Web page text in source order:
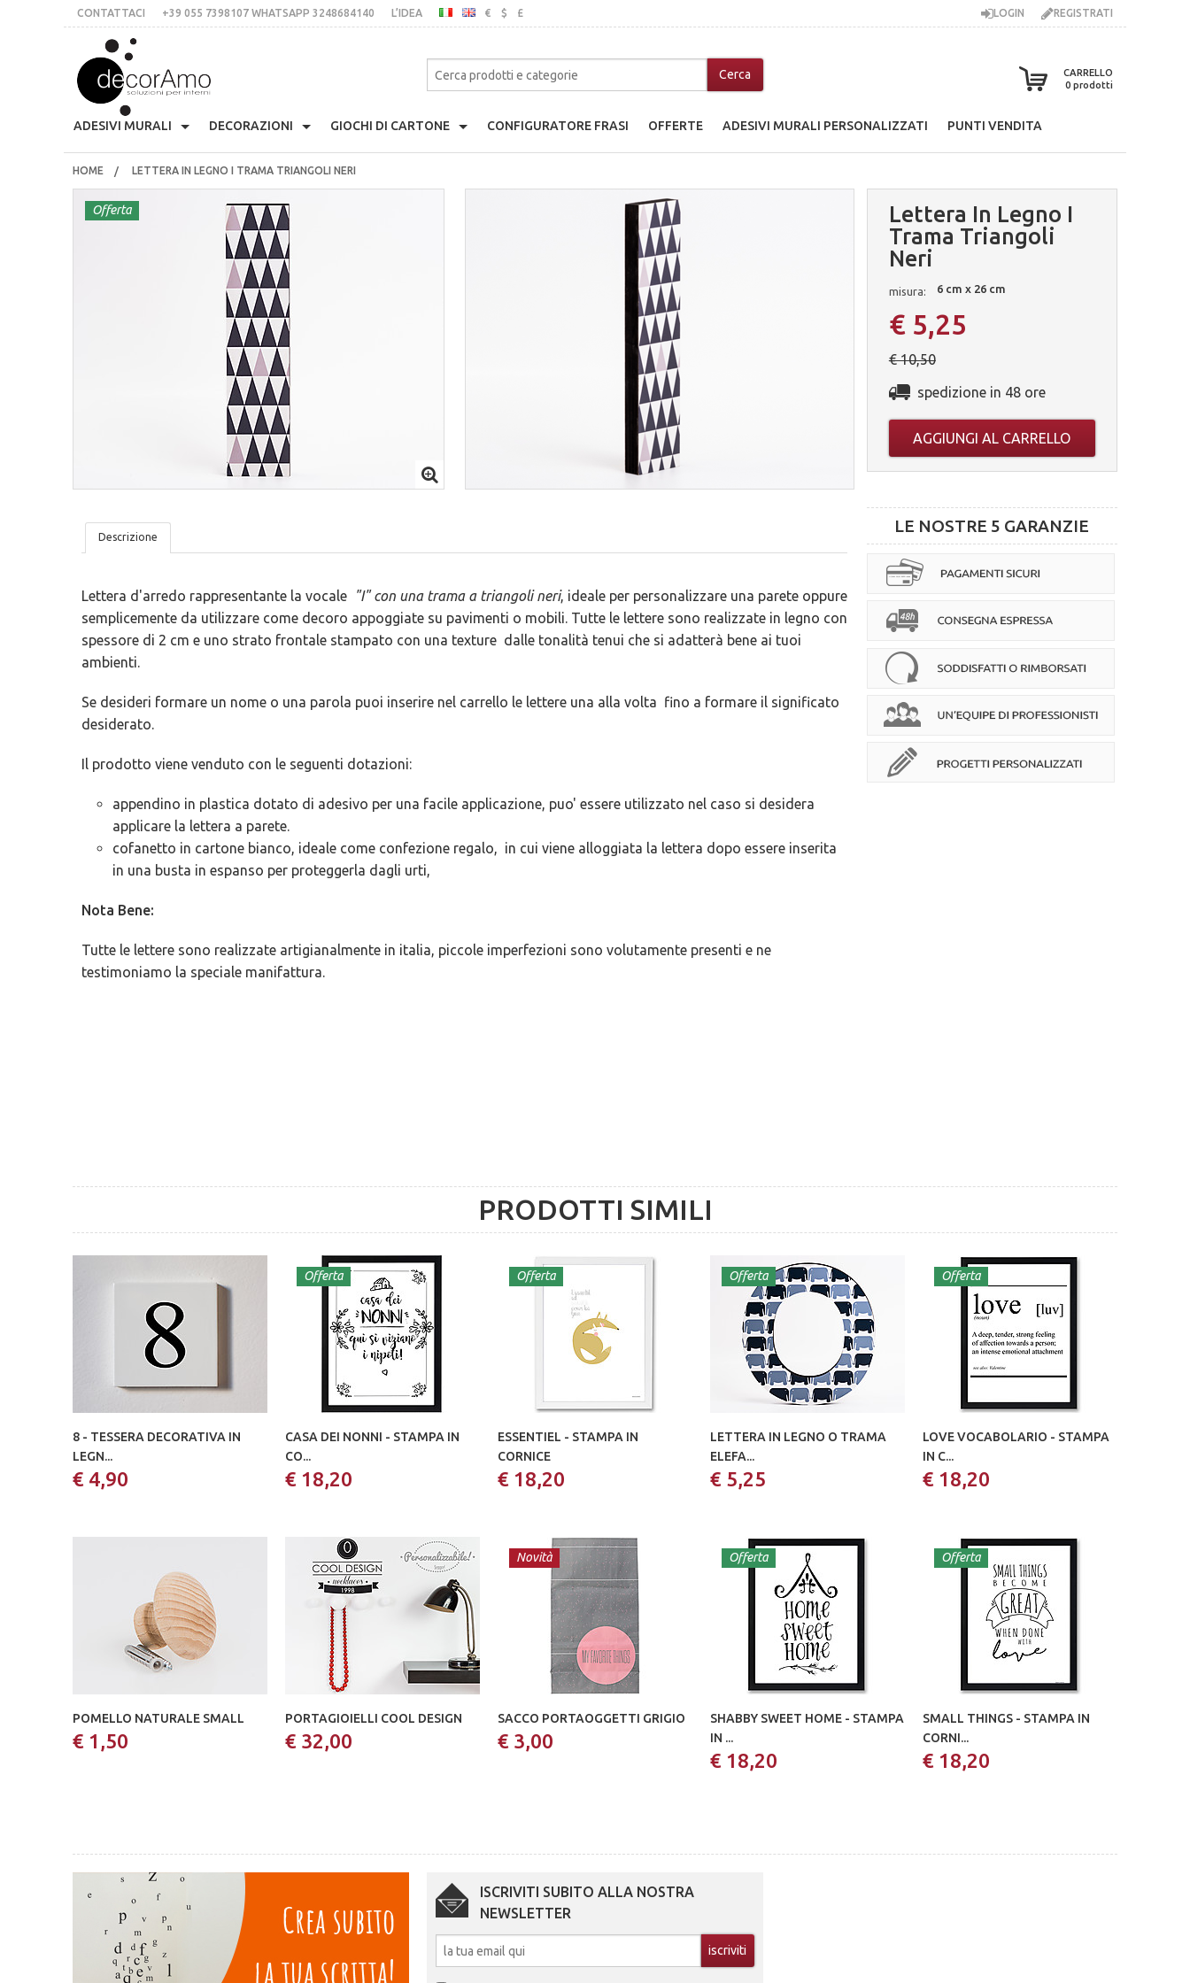
CONTATTACI +39 055 7398107 WHATSAPP 3248684140 L’IDEA
ITALIANOINGLESE
€ $ £ LOGIN REGISTRATI
CARRELLO
0 prodotti
ADESIVI MURALI
Ironici
Scritte Per Pareti
Lavagne Adesive
Lavagne Planning
Per Le Mattonelle
Scritte Per Specchi
Trame
DECORAZIONI
Orologi Parete Adesivi
Bloomingville
Ciglia Decorative
Lettere In Legno
Presina Mustache
GIOCHI DI CARTONE CONFIGURATORE FRASI OFFERTE ADESIVI MURALI PERSONALIZZATI PUNTI VENDITA
CONTATTACI+39 055 7398107 whatsApp 3248684140
HOME LETTERA IN LEGNO I TRAMA TRIANGOLI NERI
Offerta
Lettera In Legno I
Trama Triangoli
Neri
misura: 6 cm x 26 cm
€ 5,25
€ 10,50
spedizione in 48 ore
AGGIUNGI AL CARRELLO
LE NOSTRE 5 GARANZIE
Descrizione
Lettera d'arredo rappresentante la vocale "I" con una trama a triangoli neri, ideale per personalizzare una parete oppure
semplicemente da utilizzare come decoro appoggiate su pavimenti o mobili. Tutte le lettere sono realizzate in legno con
spessore di 2 cm e uno strato frontale stampato con una texture dalle tonalità tenui che si adatterà bene ai tuoi
ambienti.
Se desideri formare un nome o una parola puoi inserire nel carrello le lettere una alla volta fino a formare il significato
desiderato.
Il prodotto viene venduto con le seguenti dotazioni:
appendino in plastica dotato di adesivo per una facile applicazione, puo' essere utilizzato nel caso si desidera
applicare la lettera a parete.
cofanetto in cartone bianco, ideale come confezione regalo, in cui viene alloggiata la lettera dopo essere inserita
in una busta in espanso per proteggerla dagli urti,
Nota Bene:
Tutte le lettere sono realizzate artigianalmente in italia, piccole imperfezioni sono volutamente presenti e ne
testimoniamo la speciale manifattura.
PRODOTTI SIMILI
8 - TESSERA DECORATIVA IN
LEGN...
€ 4,90
Offerta
CASA DEI NONNI - STAMPA IN
CO...
€ 18,20
Offerta
ESSENTIEL - STAMPA IN
CORNICE
€ 18,20
Offerta
LETTERA IN LEGNO O TRAMA
ELEFA...
€ 5,25
Offerta
LOVE VOCABOLARIO - STAMPA
IN C...
€ 18,20
POMELLO NATURALE SMALL
€ 1,50
PORTAGIOIELLI COOL DESIGN
€ 32,00
Novità
SACCO PORTAOGGETTI GRIGIO
€ 3,00
Offerta
SHABBY SWEET HOME - STAMPA
IN ...
€ 18,20
Offerta
SMALL THINGS - STAMPA IN
CORNI...
€ 18,20
ISCRIVITI SUBITO ALLA NOSTRA
NEWSLETTER